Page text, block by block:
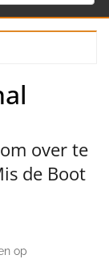
over te
de Boot
op